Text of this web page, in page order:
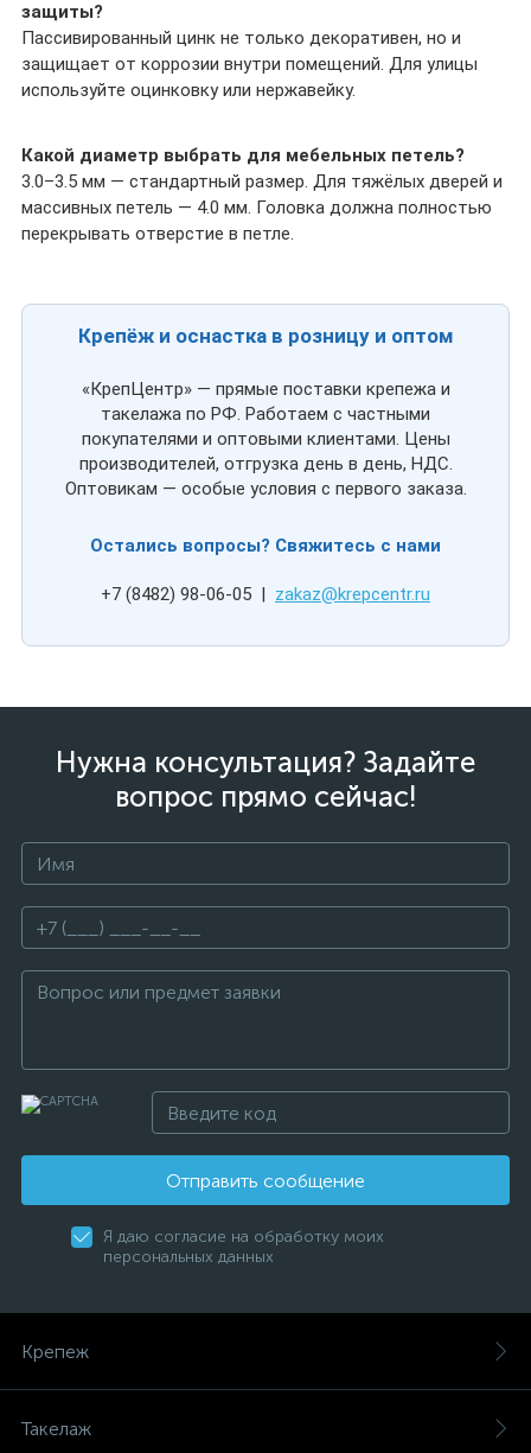
защиты?
Пассивированный цинк не только декоративен, но и
защищает от коррозии внутри помещений. Для улицы
используйте оцинковку или нержавейку.
Какой диаметр выбрать для мебельных петель?
3.0–3.5 мм — стандартный размер. Для тяжёлых дверей и
массивных петель — 4.0 мм. Головка должна полностью
перекрывать отверстие в петле.
Крепёж и оснастка в розницу и оптом
«КрепЦентр» — прямые поставки крепежа и
такелажа по РФ. Работаем с частными
покупателями и оптовыми клиентами. Цены
производителей, отгрузка день в день, НДС.
Оптовикам — особые условия с первого заказа.
Остались вопросы? Свяжитесь с нами
+7 (8482) 98-06-05 | zakaz@krepcentr.ru
Нужна консультация? Задайте
вопрос прямо сейчас!
Отправить сообщение
Я даю согласие на обработку моих
персональных данных
Крепеж
Такелаж